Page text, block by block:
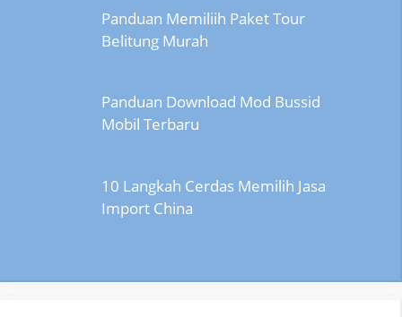
Panduan Memiliih Paket Tour
Belitung Murah
Panduan Download Mod Bussid
Mobil Terbaru
10 Langkah Cerdas Memilih Jasa
Import China